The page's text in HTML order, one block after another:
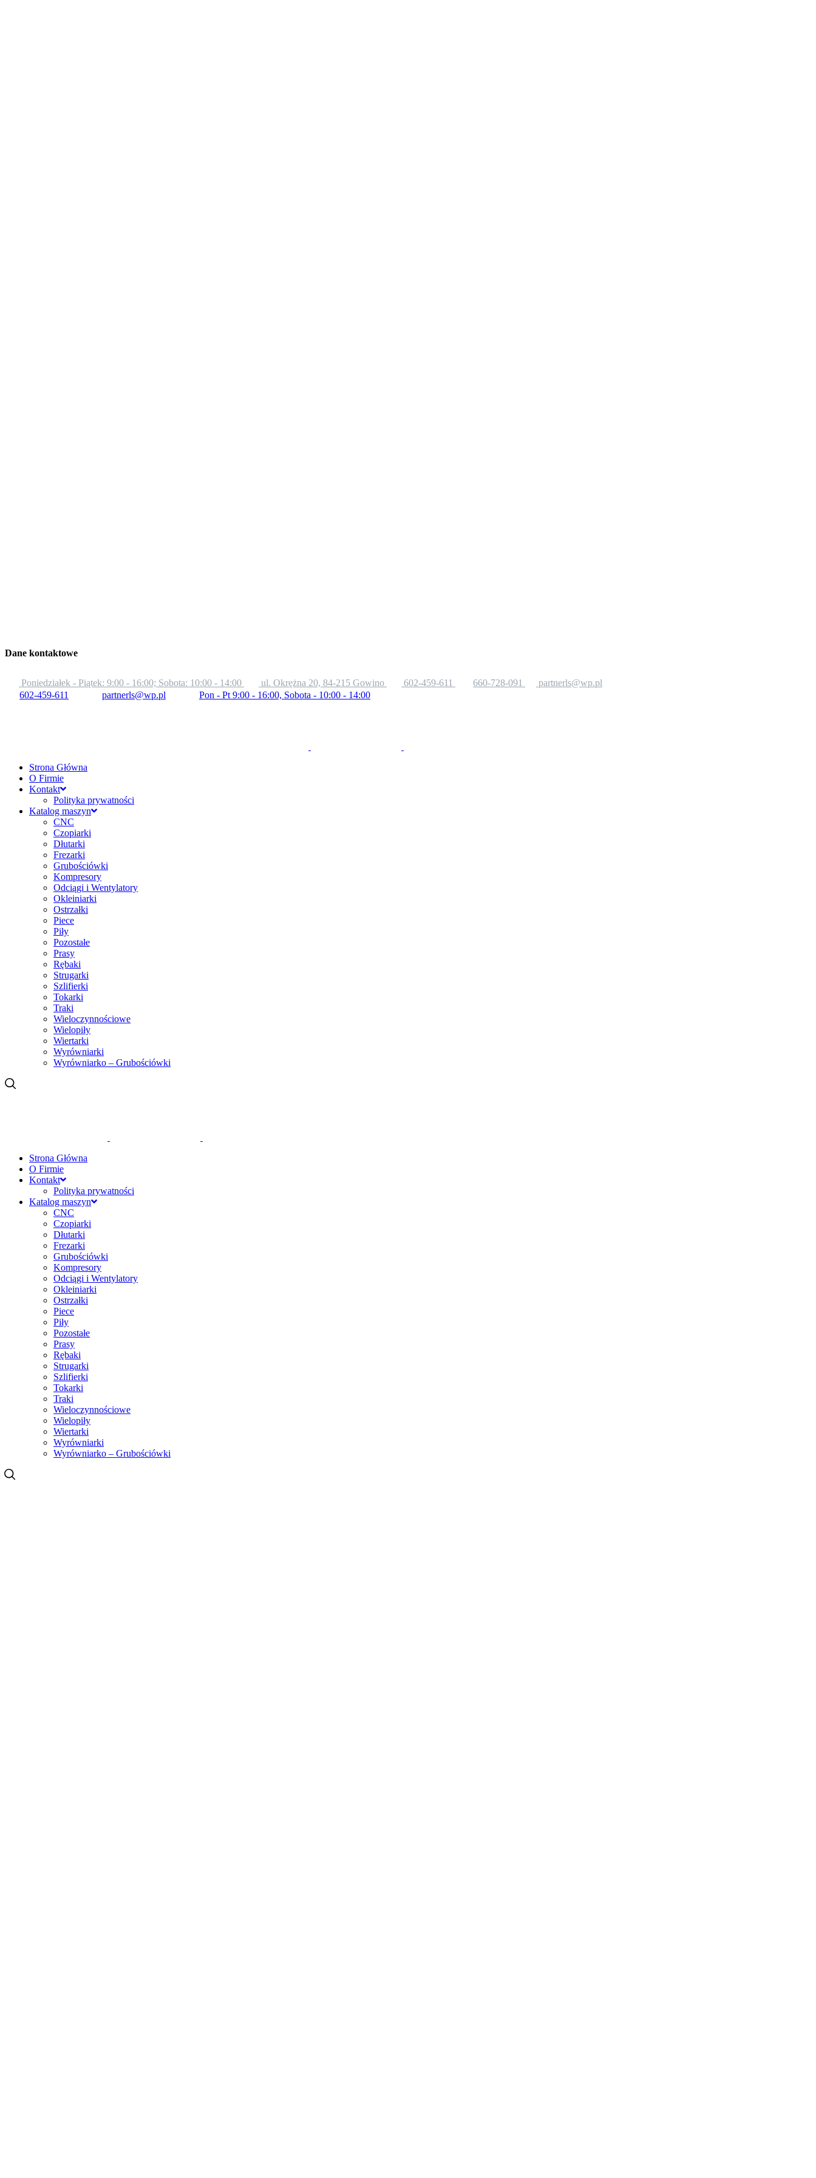
Dane kontaktowe
Poniedziałek - Piątek: 9:00 - 16:00; Sobota: 10:00 - 14:00 ul. Okrężna 20, 84-215 Gowino 602-459-611 660-728-091
partnerls@wp.pl
602-459-611
partnerls@wp.pl Pon - Pt 9:00 - 16:00, Sobota - 10:00 - 14:00
Strona Główna
O Firmie
Kontakt
Polityka prywatności
Katalog maszyn
CNC
Czopiarki
Dłutarki
Frezarki
Grubościówki
Kompresory
Odciągi i Wentylatory
Okleiniarki
Ostrzałki
Piece
Piły
Pozostałe
Prasy
Rębaki
Strugarki
Szlifierki
Tokarki
Traki
Wieloczynnościowe
Wielopiły
Wiertarki
Wyrówniarki
Wyrówniarko – Grubościówki
Strona Główna
O Firmie
Kontakt
Polityka prywatności
Katalog maszyn
CNC
Czopiarki
Dłutarki
Frezarki
Grubościówki
Kompresory
Odciągi i Wentylatory
Okleiniarki
Ostrzałki
Piece
Piły
Pozostałe
Prasy
Rębaki
Strugarki
Szlifierki
Tokarki
Traki
Wieloczynnościowe
Wielopiły
Wiertarki
Wyrówniarki
Wyrówniarko – Grubościówki